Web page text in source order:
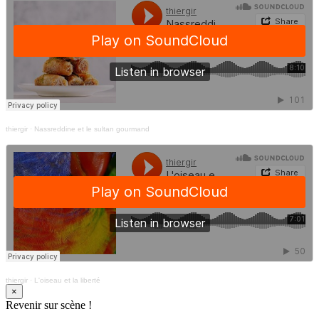
thiergir · Nassreddine et le sultan gourmand
thiergir · L'oiseau et la liberté
×
Revenir sur scène !